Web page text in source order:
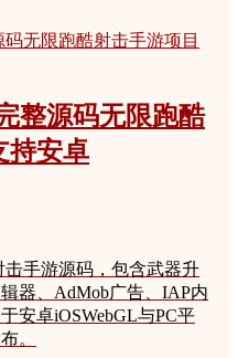
整源码无限跑酷
持安卓
手游源码，包含武器升
器、AdMob广告、IAP内
安卓iOSWebGL与PC平
。